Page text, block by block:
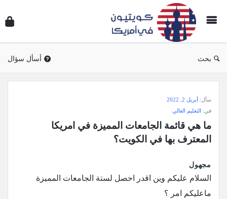
بحث أسأل سؤال
وجواب
في
الاحدث
أسئلة
سأل: أبريل 2, 2022
في: التعليم العالي
المعترف بها في الكويت؟
مجهول
السلام عليكم وين اقدر احصل لستة الجامعات المميزة
ماعليكم امر ؟